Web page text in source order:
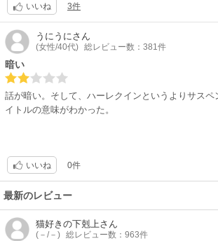
いいね 3件
うにうにさん
(女性/40代) 総レビュー数：381件
暗い
話が暗い。そして、ハーレクインというよりサスペ
イトルの意味がわかった。
いいね 0件
最新のレビュー
猫好きの下剋上さん
(－/－) 総レビュー数：963件